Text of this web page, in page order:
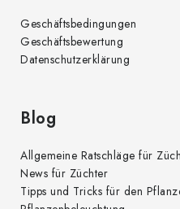
Geschäftsbedingungen
Geschäftsbewertung
Datenschutzerklärung
Blog
Allgemeine Ratschläge für
News für Züchter
Tipps und Tricks für den